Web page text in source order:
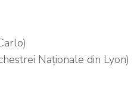
Naționale din Lyon)